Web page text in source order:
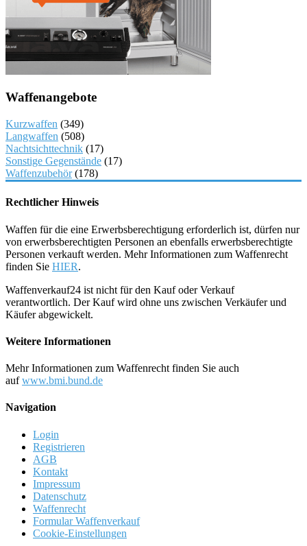
Waffenangebote
Kurzwaffen (349)
Langwaffen (508)
Nachtsichttechnik (17)
Sonstige Gegenstände (17)
Waffenzubehör(178)
Rechtlicher Hinweis
Waffen für die eine Erwerbsberechtigung erforderlich ist, dürfen nur
von erwerbsberechtigten Personen an ebenfalls erwerbsberechtigte
Personen verkauft werden. Mehr Informationen zum Waffenrecht
finden Sie HIER.
Waffenverkauf24 ist nicht für den Kauf oder Verkauf
verantwortlich. Der Kauf wird ohne uns zwischen Verkäufer und
Käufer abgewickelt.
Weitere Informationen
Mehr Informationen zum Waffenrecht finden Sie auch
aufwww.bmi.bund.de
Navigation
Login
Registrieren
AGB
Kontakt
Impressum
Datenschutz
Waffenrecht
Formular Waffenverkauf
Cookie-Einstellungen